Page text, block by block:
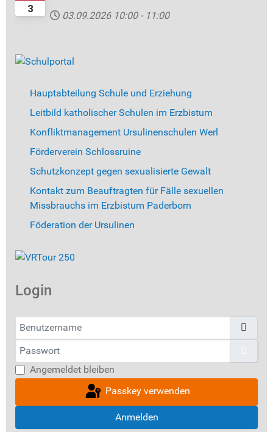
3
03.09.2026 10:00 - 11:00
Hauptabteilung Schule und Erziehung
Leitbild katholischer Schulen im Erzbistum
Konfliktmanagement Ursulinenschulen Werl
Förderverein Schlossruine
Schutzkonzept gegen sexualisierte Gewalt
Kontakt zum Beauftragten für Fälle sexuellen
Missbrauchs im Erzbistum Paderborn
Föderation der Ursulinen
Login
Benutzername
Passwort
Angemeldet bleiben
Passkey verwenden
Anmelden